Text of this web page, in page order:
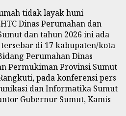
tidak layak huni
Dinas Perumahan dan
dan tahun 2026 ini ada
di 17 kabupaten/kota
Perumahan Dinas
Permukiman Provinsi Sumut
pada konferensi pers
dan Informatika Sumut
Gubernur Sumut, Kamis